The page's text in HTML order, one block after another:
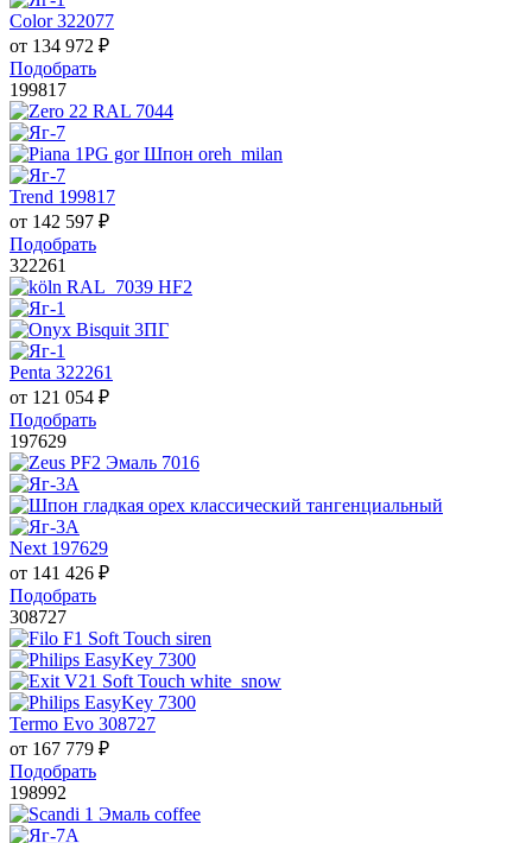
Color 322077
от 134 972 ₽
Подобрать
199817
Trend 199817
от 142 597 ₽
Подобрать
322261
Penta 322261
от 121 054 ₽
Подобрать
197629
Next 197629
от 141 426 ₽
Подобрать
308727
Termo Evo 308727
от 167 779 ₽
Подобрать
198992